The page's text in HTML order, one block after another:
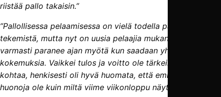
riistää pallo takaisin.”
”Pallollisessa pelaamisessa on vielä todella paljon
tekemistä, mutta nyt on uusia pelaajia mukana, ja peli
varmasti paranee ajan myötä kun saadaan yhteisiä
kokemuksia. Vaikkei tulos ja voitto ole tärkeintä tässä
kohtaa, henkisesti oli hyvä huomata, että emme me niin
huonoja ole kuin miltä viime viikonloppu näytti.”